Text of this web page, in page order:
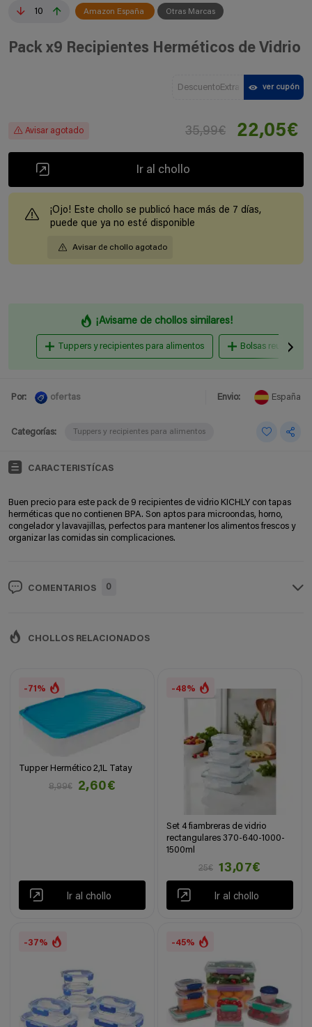
10 Amazon España Otras Marcas
Pack x9 Recipientes Herméticos de Vidrio
DescuentoExtra ver cupón
Avisar agotado 35,99€ 22,05€
Ir al chollo
¡Ojo! Este chollo se publicó hace más de 7 días,
puede que ya no esté disponible
Avisar de chollo agotado
¡Avisame de chollos similares!
Tuppers y recipientes para alimentos Bolsas
Por: ofertas Envio: España
Categorías: Tuppers y recipientes para alimentos
CARACTERISTÍCAS
Buen precio para este pack de 9 recipientes de vidrio KICHLY con tapas
herméticas que no contienen BPA. Son aptos para microondas, horno,
congelador y lavavajillas, perfectos para mantener los alimentos frescos y
organizar las comidas sin complicaciones.
COMENTARIOS 0
CHOLLOS RELACIONADOS
-71%
Tupper Hermético 2,1L Tatay
8,99€
2,60€
Ir al chollo
-48%
Set 4 fiambreras de vidrio
rectangulares 370-640-1000-
1500ml
25€
13,07€
Ir al chollo
-37% -45%